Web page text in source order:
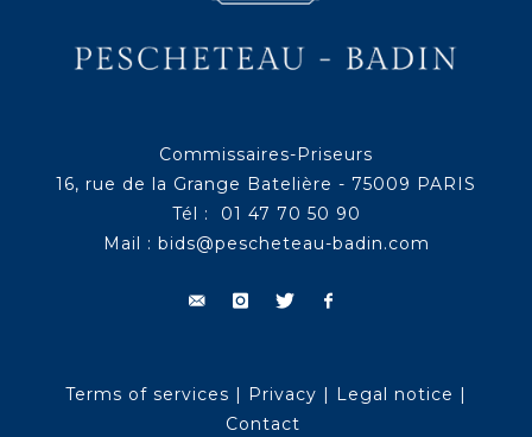
Commissaires-Priseurs
16, rue de la Grange Batelière - 75009 PARIS
Tél : 01 47 70 50 90
Mail : bids@pescheteau-badin.com
Terms of services | Privacy | Legal notice |
Contact